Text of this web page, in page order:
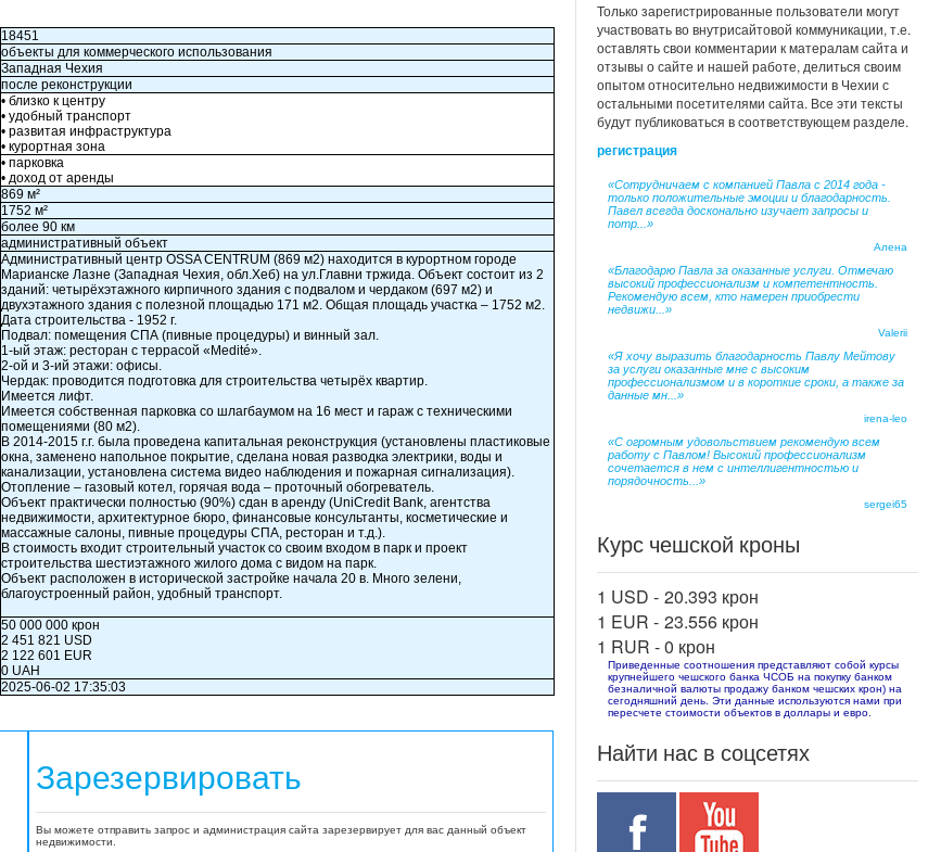
18451
объекты для коммерческого использования
Западная Чехия
после реконструкции
• близко к центру
• удобный транспорт
• развитая инфраструктура
• курортная зона
• парковка
• доход от аренды
869 м²
1752 м²
более 90 км
административный объект
Административный центр OSSA CENTRUM (869 м2) находится в курортном городе
Марианске Лазне (Западная Чехия, обл.Хеб) на ул.Главни тржида. Объект состоит из 2
зданий: четырёхэтажного кирпичного здания с подвалом и чердаком (697 м2) и
двухэтажного здания с полезной площадью 171 м2. Общая площадь участка – 1752 м2.
Дата строительства - 1952 г.
Подвал: помещения СПА (пивные процедуры) и винный зал.
1-ый этаж: ресторан с террасой «Medité».
2-ой и 3-ий этажи: офисы.
Чердак: проводится подготовка для строительства четырёх квартир.
Имеется лифт.
Имеется собственная парковка со шлагбаумом на 16 мест и гараж с техническими
помещениями (80 м2).
В 2014-2015 г.г. была проведена капитальная реконструкция (установлены пластиковые
окна, заменено напольное покрытие, сделана новая разводка электрики, воды и
канализации, установлена система видео наблюдения и пожарная сигнализация).
Отопление – газовый котел, горячая вода – проточный обогреватель.
Объект практически полностью (90%) сдан в аренду (UniCredit Bank, агентства
недвижимости, архитектурное бюро, финансовые консультанты, косметические и
массажные салоны, пивные процедуры СПА, ресторан и т.д.).
В стоимость входит строительный участок со своим входом в парк и проект
строительства шестиэтажного жилого дома с видом на парк.
Объект расположен в исторической застройке начала 20 в. Много зелени,
благоустроенный район, удобный транспорт.
50 000 000 крон
2 451 821 USD
2 122 601 EUR
0 UAH
2025-06-02 17:35:03
Зарезервировать
Вы можете отправить запрос и администрация сайта зарезервирует для вас данный объект
недвижимости.
Только зарегистрированные пользователи могут
участвовать во внутрисайтовой коммуникации, т.е.
оставлять свои комментарии к матералам сайта и
отзывы о сайте и нашей работе, делиться своим
опытом относительно недвижимости в Чехии с
остальными посетителями сайта. Все эти тексты
будут публиковаться в соответствующем разделе.
регистрация
«Сотрудничаем с компанией Павла с 2014 года -
только положительные эмоции и благодарность.
Павел всегда досконально изучает запросы и
потр...»
Алена
«Благодарю Павла за оказанные услуги. Отмечаю
высокий профессионализм и компетентность.
Рекомендую всем, кто намерен приобрести
недвижи...»
Valerii
«Я хочу выразить благодарность Павлу Мейтову
за услуги оказанные мне с высоким
профессионализмом и в короткие сроки, а также за
данные мн...»
irena-leo
«С огромным удовольствием рекомендую всем
работу с Павлом! Высокий профессионализм
сочетается в нем с интеллигентностью и
порядочность...»
sergei65
Курс чешской кроны
1 USD - 20.393 крон
1 EUR - 23.556 крон
1 RUR -0 крон
Приведенные соотношения представляют собой курсы
крупнейшего чешского банка ЧСОБ на покупку банком
безналичной валюты продажу банком чешских крон) на
сегодняшний день. Эти данные используются нами при
пересчете стоимости объектов в доллары и евро.
Найти нас в соцсетях